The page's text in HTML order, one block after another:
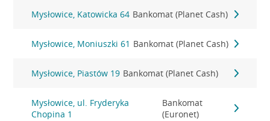
Mysłowice, Katowicka 64 Bankomat (Planet Cash)
Mysłowice, Moniuszki 61 Bankomat (Planet Cash)
Mysłowice, Piastów 19 Bankomat (Planet Cash)
Mysłowice, ul. Fryderyka
Chopina 1
Bankomat
(Euronet)